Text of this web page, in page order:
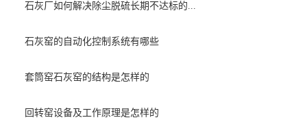
石灰厂如何解决除尘脱硫长期不达标的...
石灰窑的自动化控制系统有哪些
套筒窑石灰窑的结构是怎样的
回转窑设备及工作原理是怎样的